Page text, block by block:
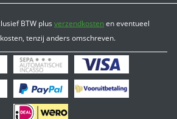
BTW plusverzendkostenen eventueel
tenzij anders omschreven.